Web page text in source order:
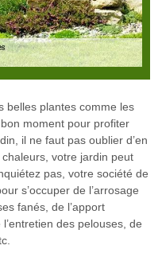
belles plantes comme les
moment pour profiter
il ne faut pas oublier d’en
votre jardin peut
pas, votre société de
s’occuper de l’arrosage
fanés, de l’apport
des pelouses, de